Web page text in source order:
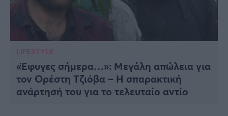
LIFESTYLE
«Έφυγες σήμερα…»: Μεγάλη απώλεια για
τον Ορέστη Τζιόβα – Η σπαρακτική
ανάρτησή του για το τελευταίο αντίο